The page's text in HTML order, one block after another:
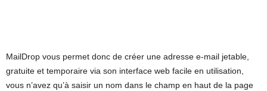
MailDrop vous permet donc de créer une adresse e-mail jetable,
gratuite et temporaire via son interface web facile en utilisation,
vous n’avez qu’à saisir un nom dans le champ en haut de la page